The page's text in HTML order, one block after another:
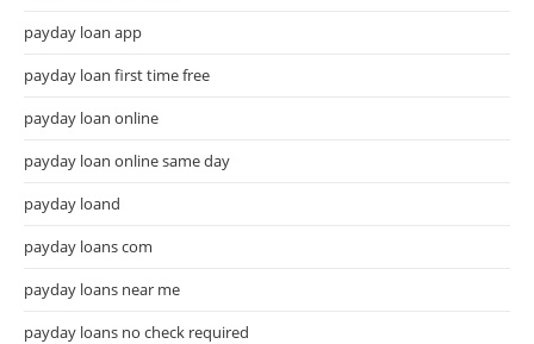
payday loan app
payday loan first time free
payday loan online
payday loan online same day
payday loand
payday loans com
payday loans near me
payday loans no check required